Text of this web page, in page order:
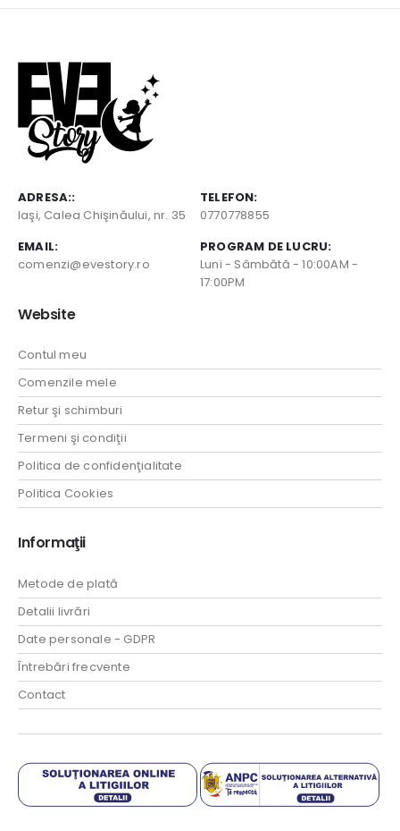
ADRESA::
Iaşi, Calea Chişinăului, nr. 35
TELEFON:
0770778855
EMAIL:
comenzi@evestory.ro
PROGRAM DE LUCRU:
Luni - Sâmbătă - 10:00AM -
17:00PM
Website
Contul meu
Comenzile mele
Retur şi schimburi
Termeni şi condiţii
Politica de confidenţialitate
Politica Cookies
Informaţii
Metode de plată
Detalii livrări
Date personale - GDPR
Întrebări frecvente
Contact